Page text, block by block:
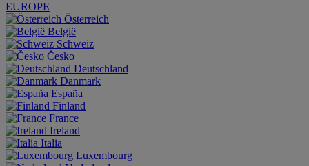
EUROPE
Österreich
België
Schweiz
Česko
Deutschland
Danmark
España
Finland
France
Ireland
Italia
Luxembourg